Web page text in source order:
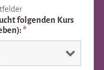
folgenden Kurs
*